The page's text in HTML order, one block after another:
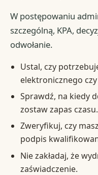
W postępowaniu
szczególną, KPA,
odwołanie.
Ustal, czy
elektronicznego
Sprawdź, na kiedy
zostaw zapas czasu.
Zweryfikuj, czy
podpis
Nie zakładaj, że
zaświadczenie.